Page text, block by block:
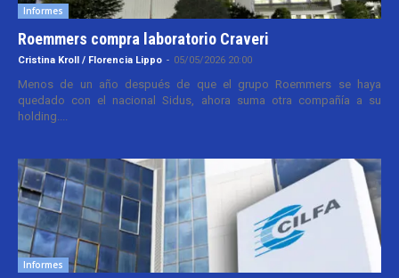
Informes
Roemmers compra laboratorio Craveri
Cristina Kroll / Florencia Lippo - 05/05/2026 20:00
Menos de un año después de que el grupo Roemmers se haya
quedado con el nacional Sidus, ahora suma otra compañía a su
holding....
Informes